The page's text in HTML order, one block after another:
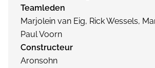
Teamleden
Marjolein van Eig, Rick Wessels,
Paul Voorn
Constructeur
Aronsohn